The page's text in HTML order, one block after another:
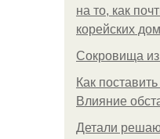
на то, как
корейских
Сокровища из
Как
Влияние
Детали